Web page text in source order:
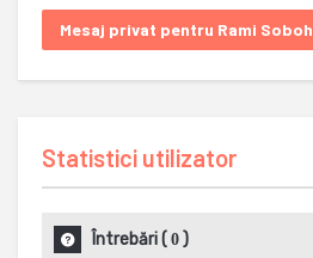
Mesaj privat pentru Rami Soboh
Statistici utilizator
Întrebări( 0 )